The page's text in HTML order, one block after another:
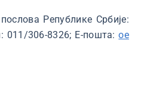
Републике Србије:
011/306-8326; Е-пошта:oe